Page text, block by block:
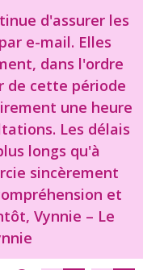
d'assurer les
e-mail. Elles
dans l'ordre
de cette période
une heure
Les délais
longs qu'à
sincèrement
et
Vynnie – Le